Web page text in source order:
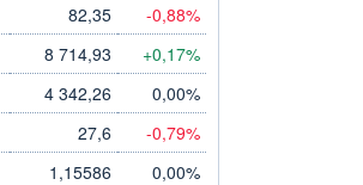
82,35 -0,88%
8 714,93 +0,17%
4 342,26 0,00%
27,6 -0,79%
1,15586 0,00%